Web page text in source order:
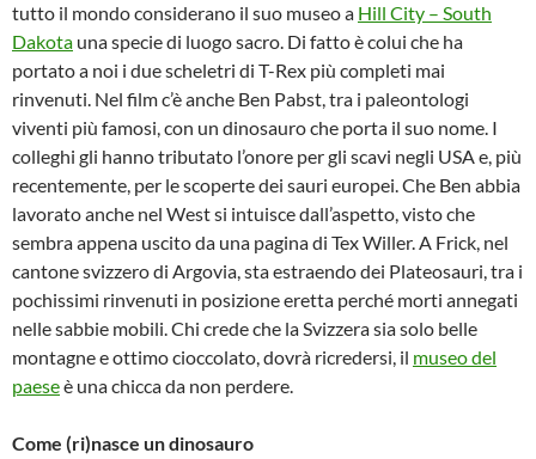
tutto il mondo considerano il suo museo a Hill City – South
Dakota una specie di luogo sacro. Di fatto è colui che ha
portato a noi i due scheletri di T-Rex più completi mai
rinvenuti. Nel film c’è anche Ben Pabst, tra i paleontologi
viventi più famosi, con un dinosauro che porta il suo nome. I
colleghi gli hanno tributato l’onore per gli scavi negli USA e, più
recentemente, per le scoperte dei sauri europei. Che Ben abbia
lavorato anche nel West si intuisce dall’aspetto, visto che
sembra appena uscito da una pagina di Tex Willer. A Frick, nel
cantone svizzero di Argovia, sta estraendo dei Plateosauri, tra i
pochissimi rinvenuti in posizione eretta perché morti annegati
nelle sabbie mobili. Chi crede che la Svizzera sia solo belle
montagne e ottimo cioccolato, dovrà ricredersi, il museo del
paeseè una chicca da non perdere.
Come (ri)nasce un dinosauro